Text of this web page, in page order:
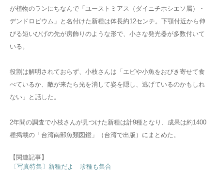
が植物のランにちなんで「ユーストミアス（ダイニチホシエソ属）・
デンドロビウム」と名付けた新種は体長約12センチ。下顎付近から伸
びる短いひげの先が房飾りのような形で、小さな発光器が多数付いて
いる。
役割は解明されておらず、小枝さんは「エビや小魚をおびき寄せて食
べているか、敵が来たら光を消して姿を隠し、逃げているのかもしれ
ない」と話した。
2年間の調査で小枝さんが見つけた新種は計9種となり、成果は約1400
種掲載の「台湾南部魚類図鑑」（台湾で出版）にまとめた。
【関連記事】
〔写真特集〕新種だよ 珍種も集合